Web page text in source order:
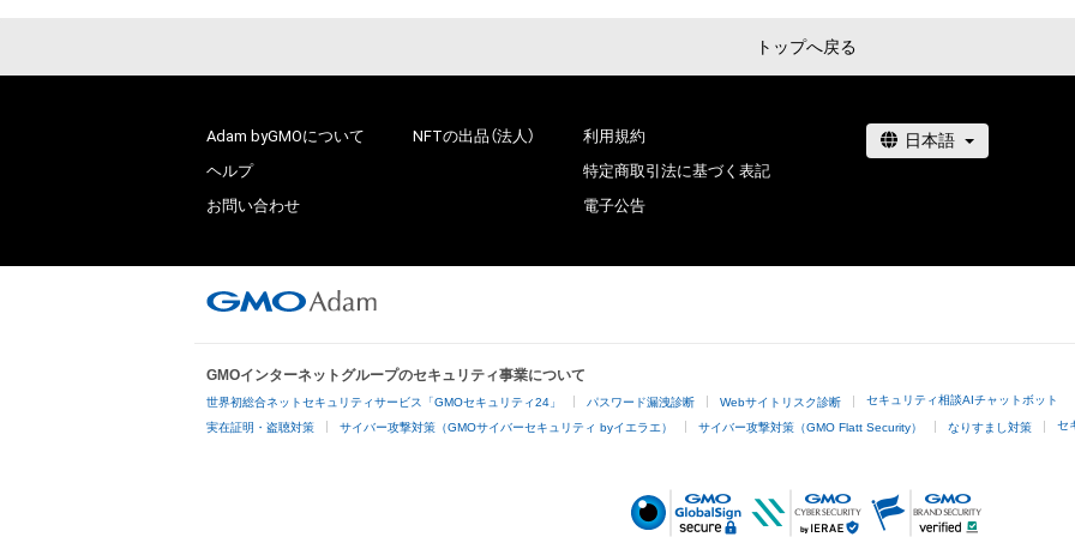
トップへ戻る
Adam byGMOについて
ヘルプ
お問い合わせ
NFTの出品（法人）
利用規約
特定商取引法に基づく表記
電子公告
GMOインターネットグループのセキュリティ事業について
世界初総合ネットセキュリティサービス「GMOセキュリティ24」 パスワード漏洩診断 Webサイトリスク診断 セキュリティ相談AIチャットボット
実在証明・盗聴対策 サイバー攻撃対策（GMOサイバーセキュリティ byイエラエ） サイバー攻撃対策（GMO Flatt Security） なりすまし対策 セ